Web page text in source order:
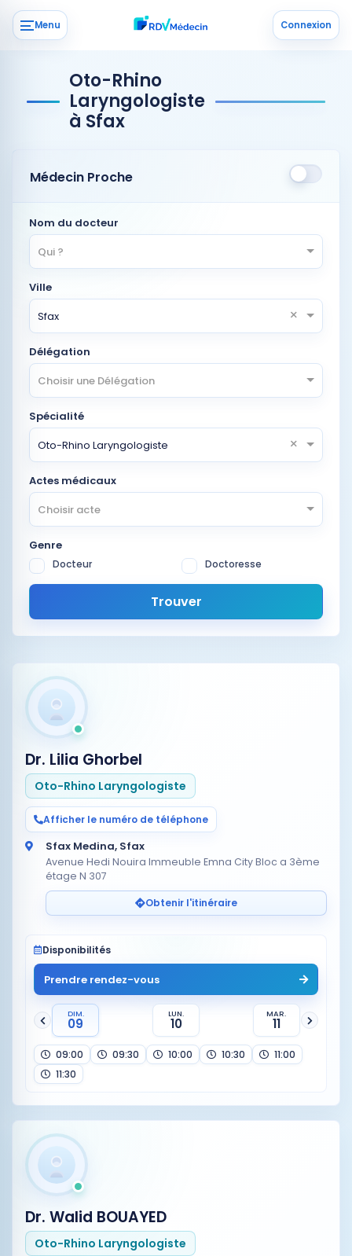
Menu Connexion
Oto-Rhino
Laryngologiste
à Sfax
Médecin Proche
Nom du docteur
Qui ?
Ville
Sfax
×
Délégation
Choisir une Délégation
Spécialité
Oto-Rhino Laryngologiste
×
Actes médicaux
Choisir acte
Genre
Docteur Doctoresse
Trouver
Dr. Lilia Ghorbel
Oto-Rhino Laryngologiste
Afficher le numéro de téléphone
Sfax Medina, Sfax
Avenue Hedi Nouira Immeuble Emna City Bloc a 3ème
étage N 307
Obtenir l'itinéraire
Disponibilités
Prendre rendez-vous
DIM.
09
LUN.
10
MAR.
11
09:00 09:30 10:00 10:30
11:00
11:30
Dr. Walid BOUAYED
Oto-Rhino Laryngologiste